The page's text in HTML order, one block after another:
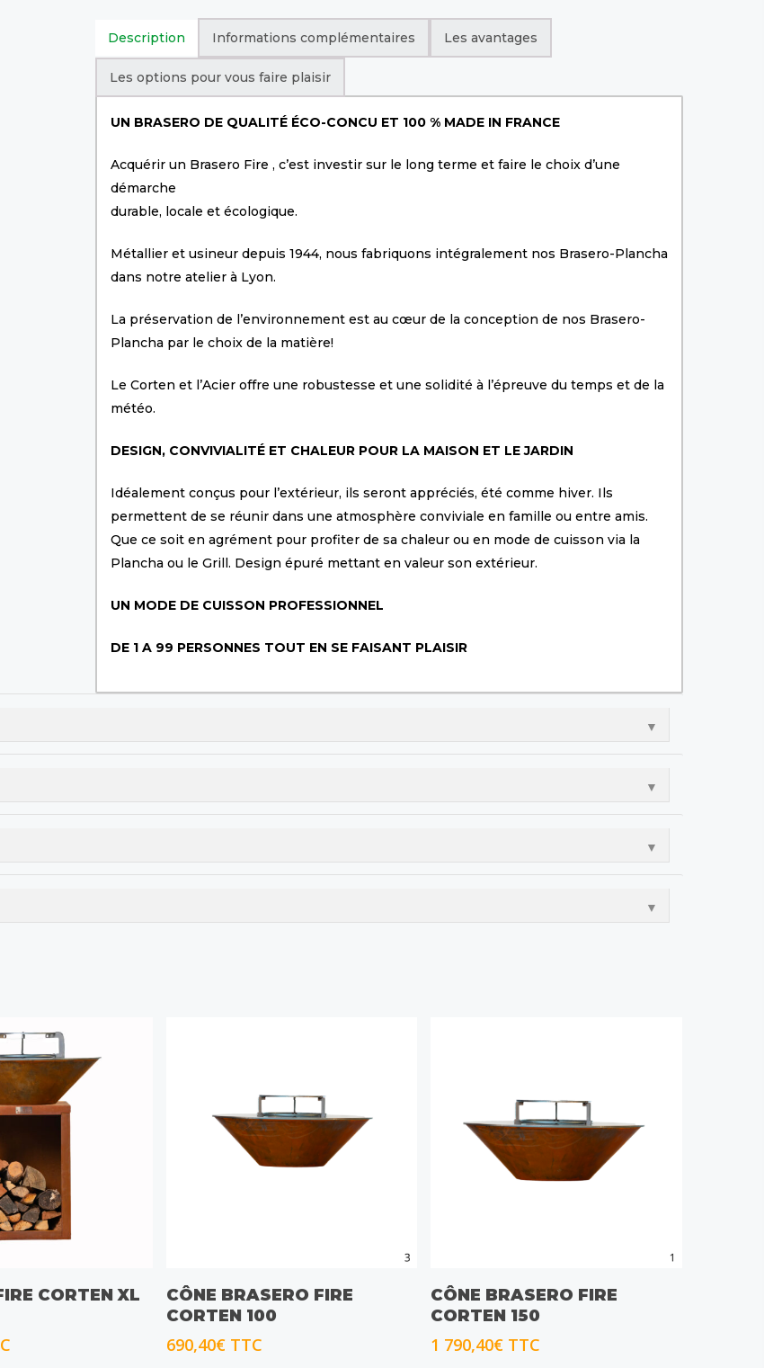
Description Informations complémentaires Les avantages
Les options pour vous faire plaisir
UN BRASERO DE QUALITÉ ÉCO-CONCU ET 100 % MADE IN FRANCE
Acquérir un Brasero Fire , c’est investir sur le long terme et faire le choix d’une
démarche
durable, locale et écologique.
Métallier et usineur depuis 1944, nous fabriquons intégralement nos Brasero-Plancha
dans notre atelier à Lyon.
La préservation de l’environnement est au cœur de la conception de nos Brasero-
Plancha par le choix de la matière!
Le Corten et l’Acier offre une robustesse et une solidité à l’épreuve du temps et de la
météo.
DESIGN, CONVIVIALITÉ ET CHALEUR POUR LA MAISON ET LE JARDIN
Idéalement conçus pour l’extérieur, ils seront appréciés, été comme hiver. Ils
permettent de se réunir dans une atmosphère conviviale en famille ou entre amis.
Que ce soit en agrément pour profiter de sa chaleur ou en mode de cuisson via la
Plancha ou le Grill. Design épuré mettant en valeur son extérieur.
UN MODE DE CUISSON PROFESSIONNEL
DE 1 A 99 PERSONNES TOUT EN SE FAISANT PLAISIR
▼
▼
▼
▼
OPTIONS
CORTEN XL
CHOIX DES OPTIONS
CÔNE BRASERO FIRE
CORTEN 100
690,40€ TTC
CHOIX DES OPTIONS
CÔNE BRASERO FIRE
CORTEN 150
1 790,40€ TTC